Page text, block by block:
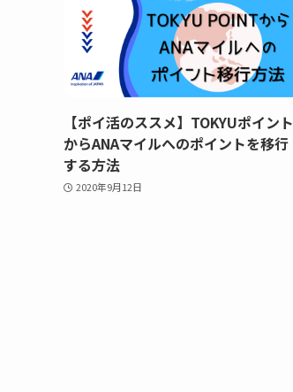
【ポイ活のススメ】TOKYUポイント
からANAマイルへのポイントを移行
する方法
2020年9月12日